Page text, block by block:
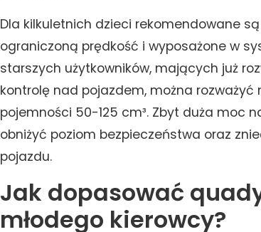
Dla kilkuletnich dzieci rekomendowane
ograniczoną prędkość i wyposażone w
starszych użytkowników, mających już
kontrolę nad pojazdem, można
pojemności 50-125 cm³. Zbyt duża moc
obniżyć poziom bezpieczeństwa oraz
pojazdu.
Jak dopasować
młodego kierowcy?